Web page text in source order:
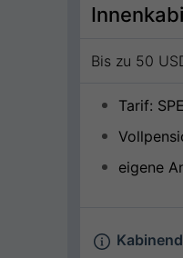
Bis zu 50
Tarif:
eigene